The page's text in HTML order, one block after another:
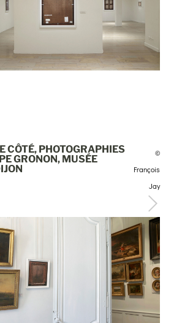
CÔTÉ, PHOTOGRAPHIES
GRONON, MUSÉE
©
François
Jay